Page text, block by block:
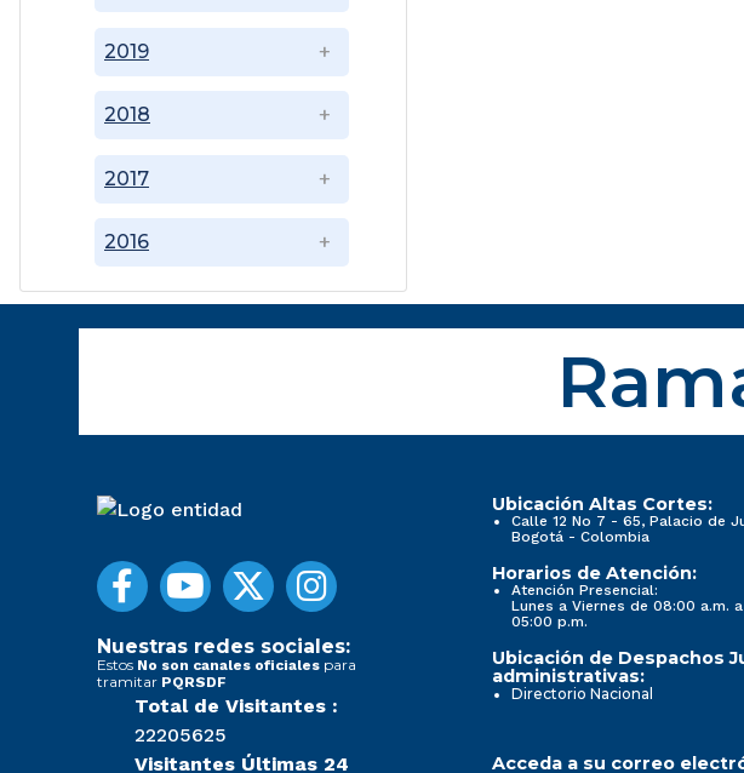
2016
2017
2018
2019
Nuestras redes sociales:
Estos No son canales oficiales para
tramitar PQRSDF
Total de Visitantes :
22205625
Visitantes Últimas 24
Ubicación Altas Cortes:
Calle 12 No 7 - 65, Palacio de
Bogotá - Colombia
Horarios de Atención:
Atención Presencial:
Lunes a Viernes de 08:00 a.m.
05:00 p.m.
Ubicación de Despachos
administrativas:
Directorio Nacional
Acceda a su correo